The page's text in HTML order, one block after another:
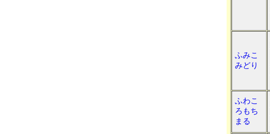
ふみこ
みどり
ふわこ
ろもち
まる